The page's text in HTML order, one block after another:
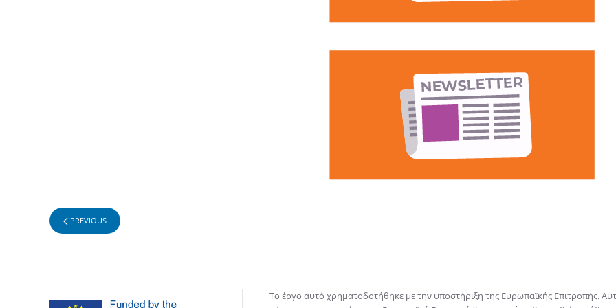
PREVIOUS
Το έργο αυτό χρηματοδοτήθηκε με την υποστήριξη της Ευρωπαϊκής Επιτροπής.